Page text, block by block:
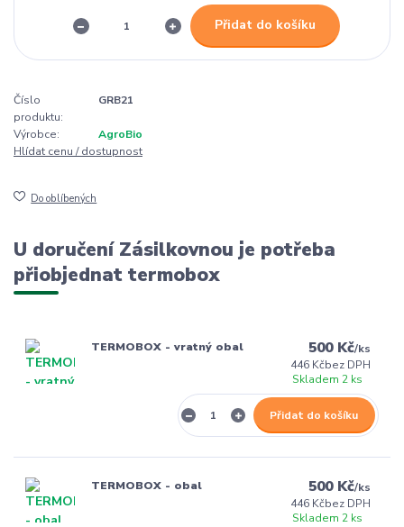
Přidat do košíku
Číslo
produktu:
GRB21
Výrobce:
AgroBio
Hlídat cenu / dostupnost
Do oblíbených
U doručení Zásilkovnou je potřeba
přiobjednat termobox
TERMOBOX - vratný obal 500 Kč/ks
446 Kčbez DPH
Skladem 2 ks
Přidat do košíku
TERMOBOX - obal 500 Kč/ks
446 Kčbez DPH
Skladem 2 ks